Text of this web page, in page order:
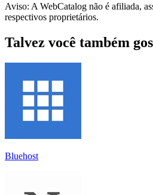
Aviso: A WebCatalog não é afiliada,
respectivos proprietários.
Talvez você também
Bluehost